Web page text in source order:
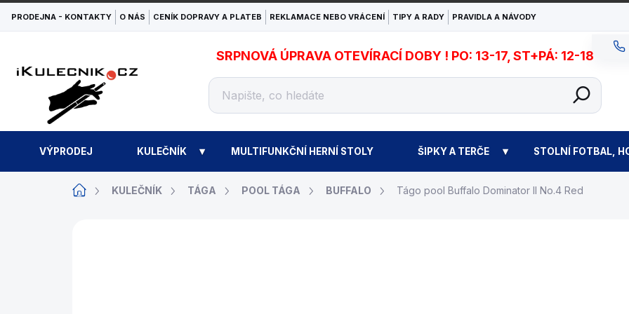
Přejít
obsah
PRODEJNA - KONTAKTY O NÁS CENÍK DOPRAVY A PLATEB REKLAMACE NEBO VRÁCENÍ TIPY A RADY PRAVIDLA A NÁVODY
SRPNOVÁ ÚPRAVA OTEVÍRACÍ DOBY ! PO: 13-17, ST+PÁ: 12-18
VÝPRODEJ KULEČNÍK MULTIFUNKČNÍ HERNÍ STOLY ŠIPKY A TERČE STOLNÍ FOTBAL,
DomůKULEČNÍK TÁGA POOL TÁGA BUFFALO Tágo pool Buffalo Dominator II No.4 Red